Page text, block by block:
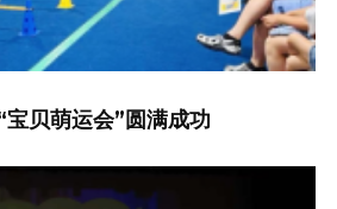
贝萌运会”圆满成功